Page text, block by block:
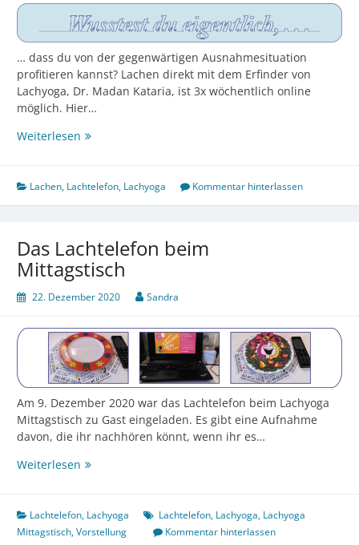
… dass du von der gegenwärtigen Ausnahmesituation
profitieren kannst? Lachen direkt mit dem Erfinder von
Lachyoga, Dr. Madan Kataria, ist 3x wöchentlich online
möglich. Hier…
Weiterlesen Wusstest
Lachen, Lachtelefon, Lachyoga Kommentar hinterlassen
Das Lachtelefon beim
Mittagstisch
22. Dezember 2020 Sandra
Am 9. Dezember 2020 war das Lachtelefon beim Lachyoga
Mittagstisch zu Gast eingeladen. Es gibt eine Aufnahme
davon, die ihr nachhören könnt, wenn ihr es…
Weiterlesen Das
Mittagstisch
Lachtelefon, Lachyoga Lachtelefon, Lachyoga, Lachyoga
Mittagstisch,Vorstellung Kommentar hinterlassen